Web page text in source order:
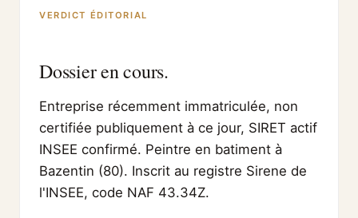
VERDICT ÉDITORIAL
Dossier en cours.
Entreprise récemment immatriculée, non
certifiée publiquement à ce jour, SIRET actif
INSEE confirmé. Peintre en batiment à
Bazentin (80). Inscrit au registre Sirene de
l'INSEE, code NAF 43.34Z.